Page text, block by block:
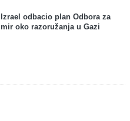
Izrael odbacio plan Odbora za
mir oko razoružanja u Gazi